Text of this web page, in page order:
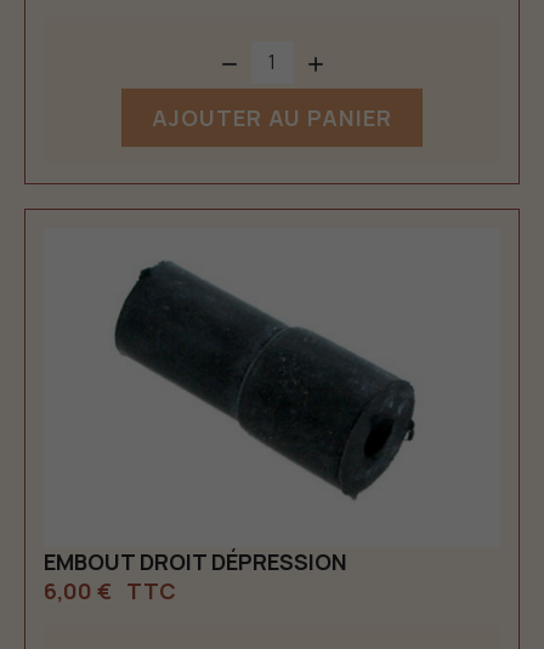
AJOUTER AU PANIER
 
EMBOUT DROIT DÉPRESSION
6,00 € TTC